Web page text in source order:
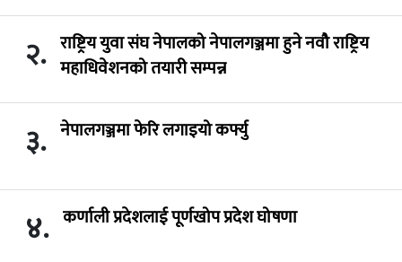
२. राष्ट्रिय युवा संघ नेपालको नेपालगञ्जमा हुने नवौ राष्ट्रिय
महाधिवेशनको तयारी सम्पन्न
३. नेपालगञ्जमा फेरि लगाइयो कर्फ्यु
४. कर्णाली प्रदेशलाई पूर्णखोप प्रदेश घोषणा